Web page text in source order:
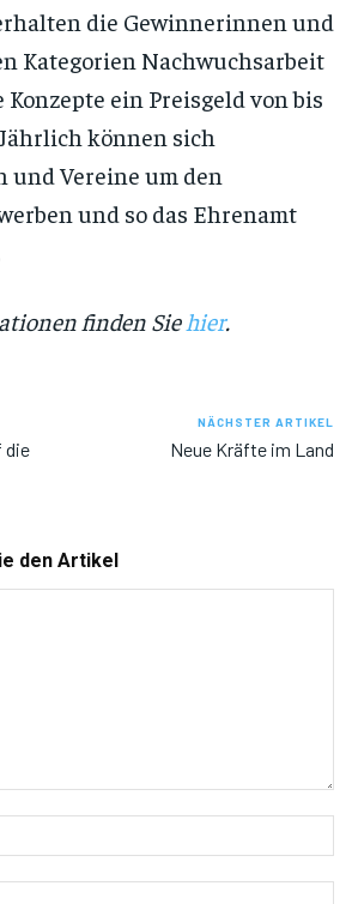
die Gewinnerinnen und
Kategorien Nachwuchsarbeit
ein Preisgeld von bis
können sich
und Vereine um den
und so das Ehrenamt
finden Sie hier.
die
NÄCHSTER ARTIKEL
Neue Kräfte im Land
den Artikel